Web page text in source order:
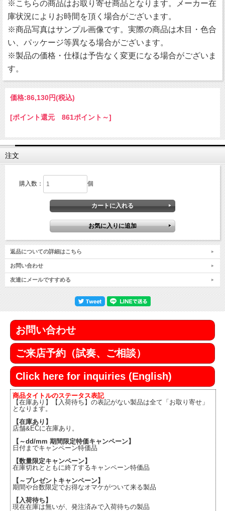
※こちらの商品はお取り寄せ商品となります。メーカー在
庫状況によりお時間を頂く場合がございます。
※商品写真はサンプル画像です。実際の商品は木目・色合
い、パッケージ等異なる場合がございます。
※製品の価格・仕様は予告なく変更になる場合がございま
す。
価格:86,130円(税込)
[ポイント還元 861ポイント～]
注文
購入数： 個
返品についての詳細はこちら
お問い合わせ
友達にメールですすめる
お問い合わせ
ご来店予約（試奏、ご相談）
Click here for inquiries (English)
商品タイトルのステータス表記
【在庫あり】【入荷待ち】の表記がない製品は全て「お取り寄せ」
となります。
【在庫あり】
店舗&ECに在庫あり。
【～dd/mm 期間限定特価キャンペーン】
日付までキャンペーン特価品
【数量限定キャンペーン】
在庫切れとともに終了するキャンペーン特価品
【～プレゼントキャンペーン】
期間や台数限定でお得なオマケがついて来る製品
【入荷待ち】
現在在庫は無いが、発注済みで入荷待ちの製品